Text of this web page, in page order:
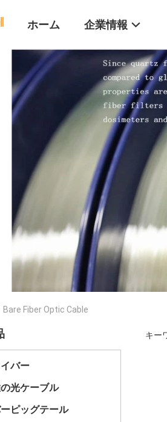
ホーム 企業情報
Bare Fiber Optic Cable
バー
光ケーブル
ピッグテール
キー